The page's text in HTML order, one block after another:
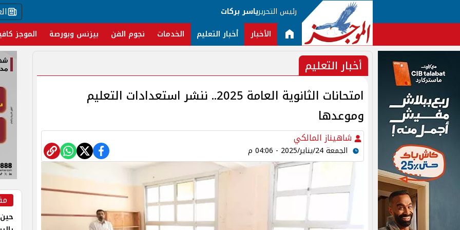
رئيس التحريرياسر بركات
الأخبار أخبار التعليم الخدمات نجوم الفن بيزنس وبورصة الموجز
أخبار التعليم
امتحانات الثانوية العامة 2025.. ننشر استعدادات التعليم
وموعدها
شاهيناز المالكي
الجمعة 24/يناير/2025 - 04:06 م